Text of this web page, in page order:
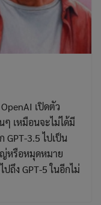
เปิดตัว
ๆ เหมือนจะไม่ได้มี
GPT-3.5 ไปเป็น
ญ่หรือหมุดหมาย
ถึง GPT-5 ในอีกไม่